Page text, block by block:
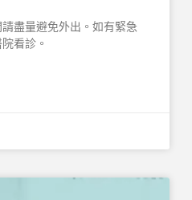
盡量避免外出。如有緊急
看診。